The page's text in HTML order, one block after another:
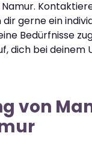
gerne ein
Bedürfnisse
dich bei deinem
von